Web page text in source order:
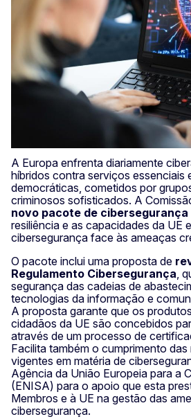
A Europa enfrenta diariamente
híbridos contra serviços essenciais
democráticas, cometidos por
criminosos sofisticados. A
novo pacote de cibersegurança
resiliência e as capacidades da UE
cibersegurança face às ameaças
O pacote inclui uma proposta de
Regulamento Cibersegurança,
segurança das cadeias de
tecnologias da informação e
A proposta garante que os
cidadãos da UE são concebidos
através de um processo de
Facilita também o cumprimento das
vigentes em matéria de
Agência da União Europeia para a
(ENISA) para o apoio que esta
Membros e à UE na gestão das
cibersegurança.